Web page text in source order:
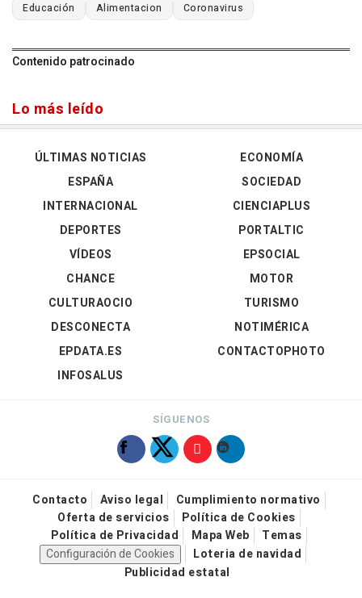
Educación Alimentacion Coronavirus
Contenido patrocinado
Lo más leído
ÚLTIMAS NOTICIAS
ESPAÑA
INTERNACIONAL
DEPORTES
VÍDEOS
ECONOMÍA
SOCIEDAD
CIENCIAPLUS
PORTALTIC
EPSOCIAL
CHANCE
CULTURAOCIO
DESCONECTA
EPDATA.ES
INFOSALUS
MOTOR
TURISMO
NOTIMÉRICA
CONTACTOPHOTO
SÍGUENOS
Contacto Aviso legal
Cumplimiento normativo
Oferta de servicios
Política de Cookies
Política de Privacidad
Mapa Web
Temas
Configuración de Cookies
Loteria de navidad
Publicidad estatal